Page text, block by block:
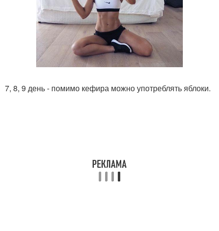
7, 8, 9 день - помимо кефира можно употреблять яблоки.